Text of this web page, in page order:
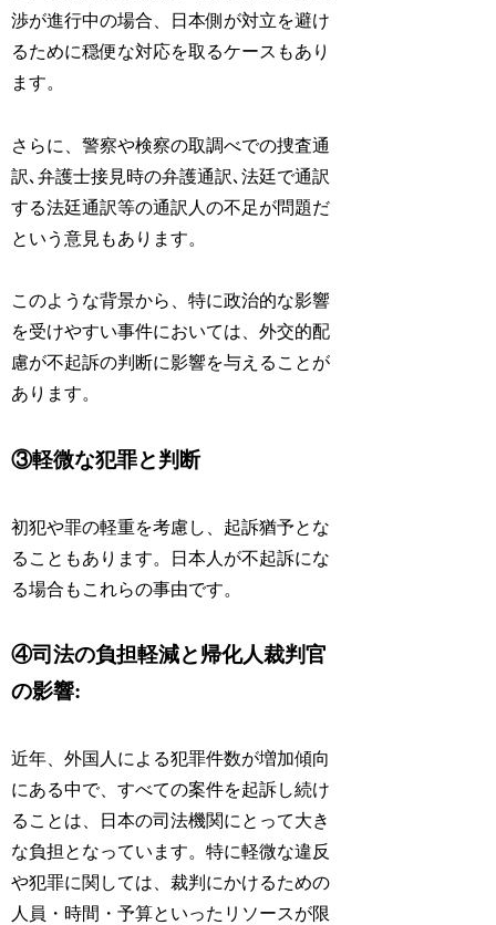
渉が進行中の場合、日本側が対立を避け
るために穏便な対応を取るケースもあり
ます。
さらに、警察や検察の取調べでの捜査通
訳､弁護士接見時の弁護通訳､法廷で通訳
する法廷通訳等の通訳人の不足が問題だ
という意見もあります。
このような背景から、特に政治的な影響
を受けやすい事件においては、外交的配
慮が不起訴の判断に影響を与えることが
あります。
③軽微な犯罪と判断
初犯や罪の軽重を考慮し、起訴猶予とな
ることもあります。日本人が不起訴にな
る場合もこれらの事由です。
④司法の負担軽減と帰化人裁判官
の影響:
近年、外国人による犯罪件数が増加傾向
にある中で、すべての案件を起訴し続け
ることは、日本の司法機関にとって大き
な負担となっています。特に軽微な違反
や犯罪に関しては、裁判にかけるための
人員・時間・予算といったリソースが限